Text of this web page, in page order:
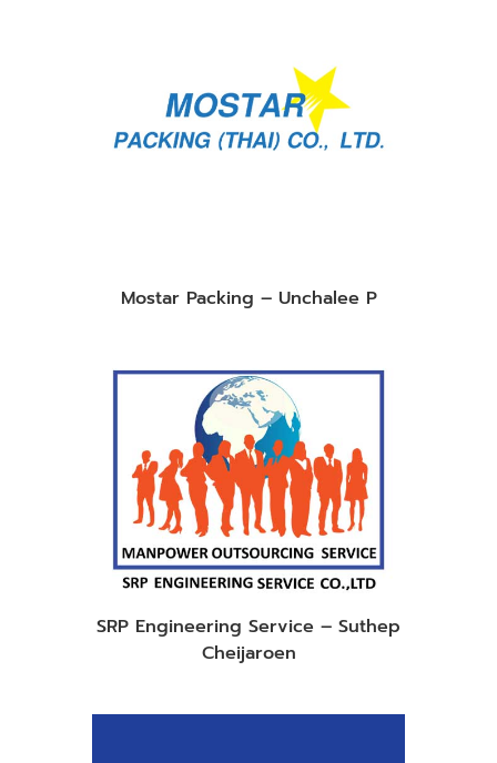
Mostar Packing – Unchalee P
SRP Engineering Service – Suthep
Cheijaroen